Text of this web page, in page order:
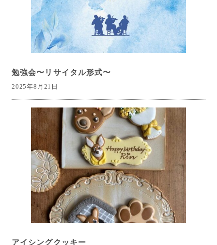
勉強会〜リサイタル形式〜
2025年8月21日
アイシングクッキー